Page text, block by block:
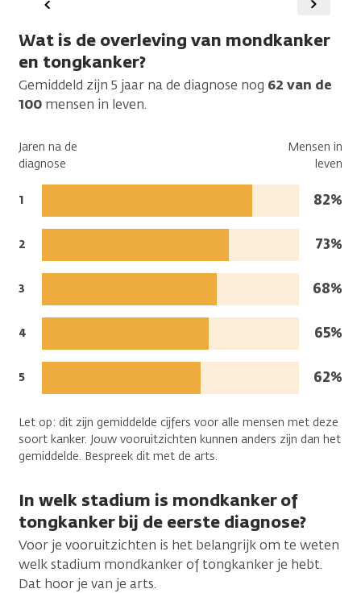
Vorige
Wat is de overleving van mondkanker
en tongkanker?
Gemiddeld zijn 5 jaar na de diagnose nog 62 van de
100 mensen in leven.
Jaren na de
diagnose
Mensen in
leven
Jaren
diagnose:
1
leven:
82%
Jaren
diagnose:
2
leven:
73%
Jaren
diagnose:
3
leven:
68%
Jaren
diagnose:
4
leven:
65%
Jaren
diagnose:
5
leven:
62%
Let op: dit zijn gemiddelde cijfers voor alle mensen met deze
soort kanker. Jouw vooruitzichten kunnen anders zijn dan het
gemiddelde. Bespreek dit met de arts.
In welk stadium is mondkanker of
tongkanker bij de eerste diagnose?
Voor je vooruitzichten is het belangrijk om te weten
welk stadium mondkanker of tongkanker je hebt.
Dat hoor je van je arts.